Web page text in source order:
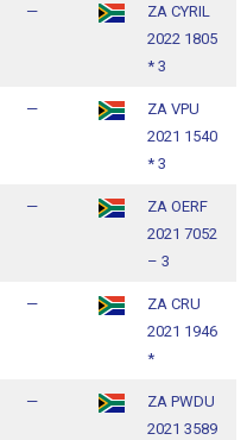
—
ZA CYRIL
2022 1805
* 3
—
ZA VPU
2021 1540
* 3
—
ZA OERF
2021 7052
– 3
—
ZA CRU
2021 1946
*
—
ZA PWDU
2021 3589